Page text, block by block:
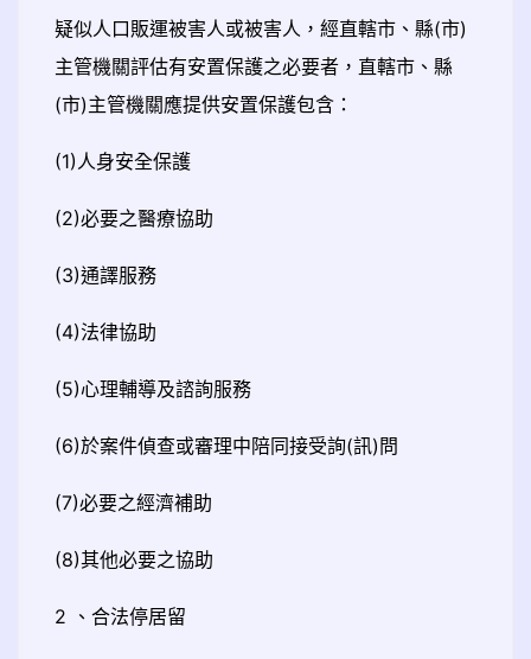
疑似人口販運被害人或被害人，經直轄市、縣(市)
主管機關評估有安置保護之必要者，直轄市、縣
(市)主管機關應提供安置保護包含：
(1)人身安全保護
(2)必要之醫療協助
(3)通譯服務
(4)法律協助
(5)心理輔導及諮詢服務
(6)於案件偵查或審理中陪同接受詢(訊)問
(7)必要之經濟補助
(8)其他必要之協助
2 、合法停居留